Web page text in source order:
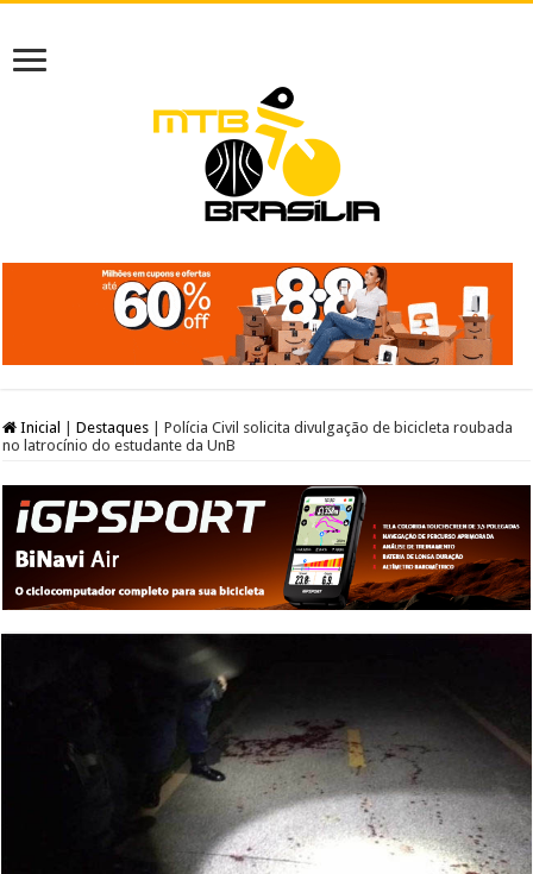
Inicial Destaques
Polícia Civil solicita divulgação de bicicleta roubada
no latrocínio do estudante da UnB